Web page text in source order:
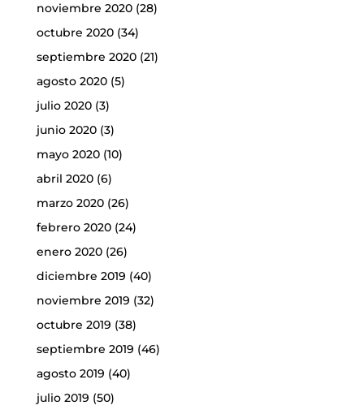
noviembre 2020(28)
octubre 2020(34)
septiembre 2020(21)
agosto 2020(5)
julio 2020(3)
junio 2020(3)
mayo 2020(10)
abril 2020(6)
marzo 2020(26)
febrero 2020(24)
enero 2020(26)
diciembre 2019 (40)
noviembre 2019 (32)
octubre 2019 (38)
septiembre 2019 (46)
agosto 2019 (40)
julio 2019 (50)